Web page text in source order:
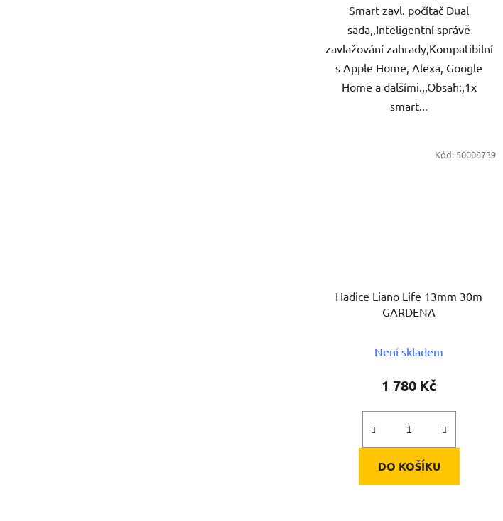
Smart zavl. počítač Dual
sada,,Inteligentní správě
zavlažování zahrady,Kompatibilní
s Apple Home, Alexa, Google
Home a dalšími.,,Obsah:,1x
smart...
Hadice Liano Life 13mm 30m
GARDENA
Není skladem
1 780 Kč
DO KOŠÍKU
Kód: 50008739